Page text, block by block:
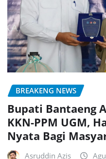
BREAKENG NEWS
Bupati Bantaeng
KKN-PPM UGM,
Nyata Bagi
Asruddin Azis